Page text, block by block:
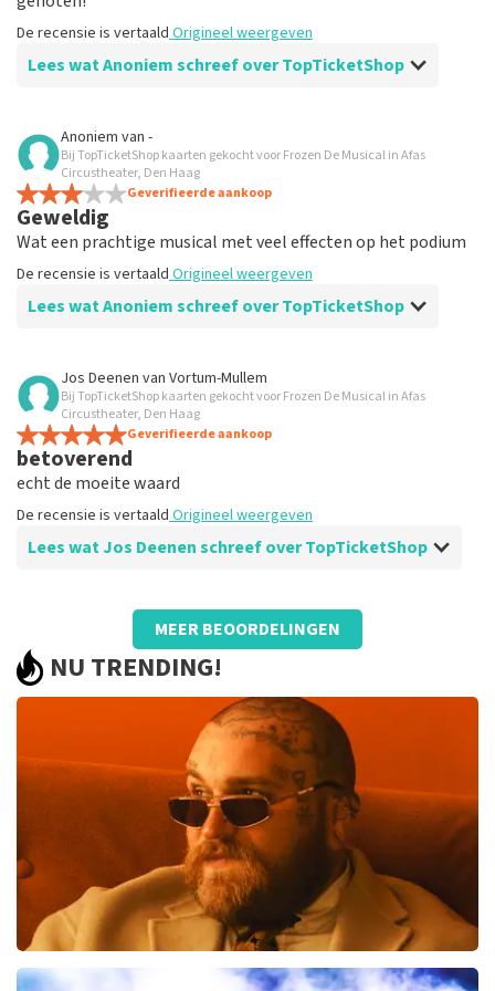
De recensie is vertaald Origineel weergeven
Lees wat Anoniem schreef over TopTicketShop
Beoordeling van Anoniem over
Goed.
De recensie is vertaaldOrigineel weergeven
Anoniem van -
Bij TopTicketShop kaarten gekocht voor Frozen De Musical in Afas
Circustheater, Den Haag
Geverifieerde aankoop
Geweldig
Wat een prachtige musical met veel effecten op het podium
De recensie is vertaald Origineel weergeven
Lees wat Anoniem schreef over TopTicketShop
Beoordeling van Anoniem over
Goed
De recensie is vertaaldOrigineel weergeven
Jos Deenen van Vortum-Mullem
Bij TopTicketShop kaarten gekocht voor Frozen De Musical in Afas
Circustheater, Den Haag
Geverifieerde aankoop
betoverend
echt de moeite waard
De recensie is vertaald Origineel weergeven
Lees wat Jos Deenen schreef over TopTicketShop
Beoordeling van Jos Deenen overTopTicketShop
er is altijd ruimte voor verbetering maar is
bijna niet nodig
betrouwbaar snel goed
Origineel weergeven
MEER BEOORDELINGEN
NU TRENDING!
Teddy Swims